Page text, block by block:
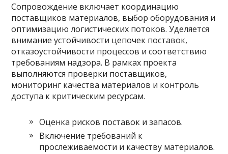
Сопровождение включает координацию
поставщиков материалов, выбор оборудования и
оптимизацию логистических потоков. Уделяется
внимание устойчивости цепочек поставок,
отказоустойчивости процессов и соответствию
требованиям надзора. В рамках проекта
выполняются проверки поставщиков,
мониторинг качества материалов и контроль
доступа к критическим ресурсам.
Оценка рисков поставок и запасов.
Включение требований к
прослеживаемости и качеству материалов.